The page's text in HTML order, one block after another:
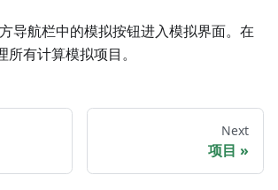
导航栏中的模拟按钮进入模拟界面。在
有计算模拟项目。
Next
项目